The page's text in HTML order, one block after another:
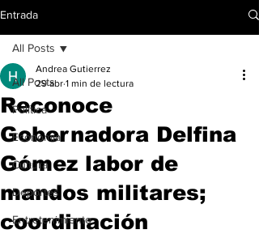
Entrada
All Posts
Política
Economía
Cultura
Deportes
Entretenimiento
All Posts
Reconoce
Gobernadora Delfina
Gómez labor de
mandos militares;
coordinación
Andrea Gutierrez
29 abr 1 min de lectura